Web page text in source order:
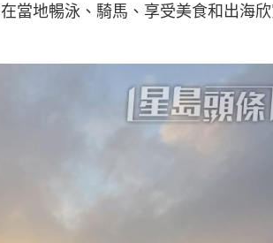
當地暢泳、騎馬、享受美食和出海